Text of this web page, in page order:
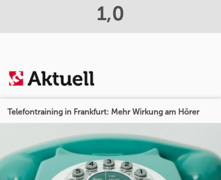
1,0
Telefontraining in Frankfurt: Mehr Wirkung am Hörer